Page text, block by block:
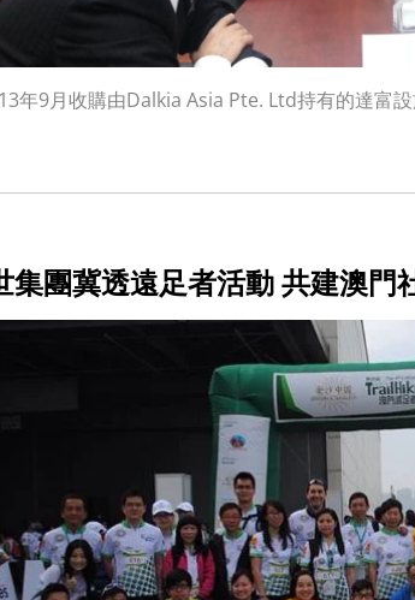
年9月收購由Dalkia Asia Pte. Ltd持有的達富
集團冀透遠足者活動 共建澳門